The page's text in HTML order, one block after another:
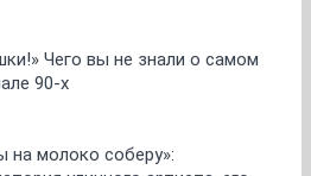
Чего вы не знали о самом
90-х
на молоко соберу»: